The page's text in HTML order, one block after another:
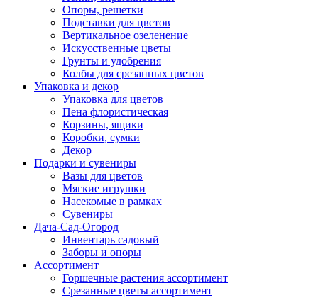
Опоры, решетки
Подставки для цветов
Вертикальное озеленение
Искусственные цветы
Грунты и удобрения
Колбы для срезанных цветов
Упаковка и декор
Упаковка для цветов
Пена флористическая
Корзины, ящики
Коробки, сумки
Декор
Подарки и сувениры
Вазы для цветов
Мягкие игрушки
Насекомые в рамках
Сувениры
Дача-Сад-Огород
Инвентарь садовый
Заборы и опоры
Ассортимент
Горшечные растения ассортимент
Срезанные цветы ассортимент